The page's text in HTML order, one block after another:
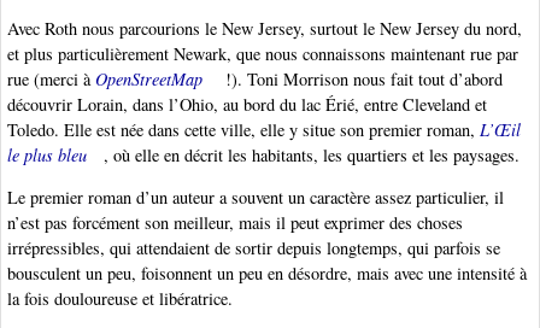
Avec Roth nous parcourions le New Jersey, surtout le New Jersey du nord,
et plus particulièrement Newark, que nous connaissons maintenant rue par
rue (merci à OpenStreetMap
!). Toni Morrison nous fait tout d’abord
découvrir Lorain, dans l’Ohio, au bord du lac Érié, entre Cleveland et
Toledo. Elle est née dans cette ville, elle y situe son premier roman, L’Œil
le plus bleu
, où elle en décrit les habitants, les quartiers et les paysages.
Le premier roman d’un auteur a souvent un caractère assez particulier, il
n’est pas forcément son meilleur, mais il peut exprimer des choses
irrépressibles, qui attendaient de sortir depuis longtemps, qui parfois se
bousculent un peu, foisonnent un peu en désordre, mais avec une intensité à
la fois douloureuse et libératrice.